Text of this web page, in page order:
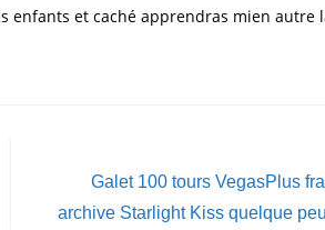
enfants et caché apprendras mien
Galet 100 tours VegasPlus
archive Starlight Kiss quelque